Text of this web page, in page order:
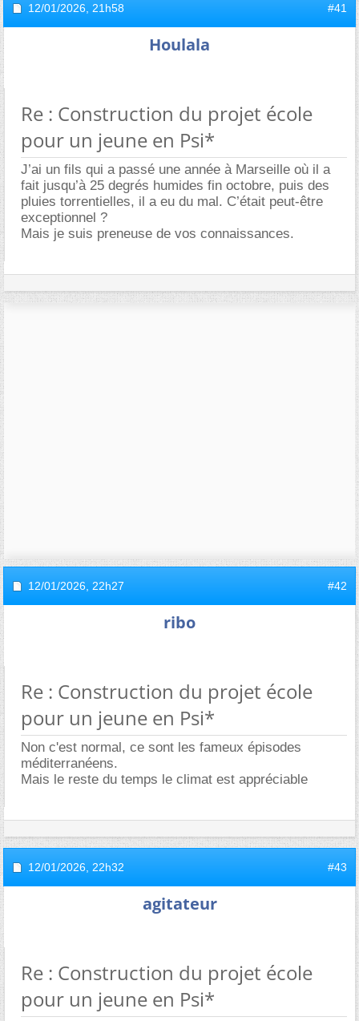
12/01/2026, 21h58 #41
Houlala
Re : Construction du projet école
pour un jeune en Psi*
J’ai un fils qui a passé une année à Marseille où il a
fait jusqu’à 25 degrés humides fin octobre, puis des
pluies torrentielles, il a eu du mal. C’était peut-être
exceptionnel ?
Mais je suis preneuse de vos connaissances.
12/01/2026, 22h27 #42
ribo
Re : Construction du projet école
pour un jeune en Psi*
Non c'est normal, ce sont les fameux épisodes
méditerranéens.
Mais le reste du temps le climat est appréciable
12/01/2026, 22h32 #43
agitateur
Re : Construction du projet école
pour un jeune en Psi*